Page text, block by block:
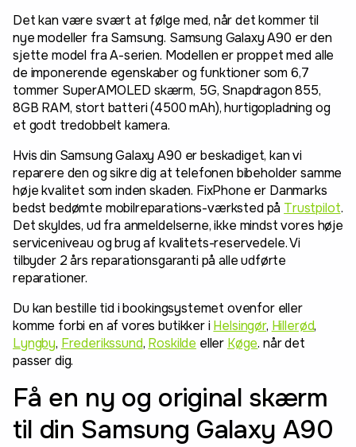
Det kan være svært at følge med, når det kommer til
nye modeller fra Samsung. Samsung Galaxy A90 er den
sjette model fra A-serien. Modellen er proppet med alle
de imponerende egenskaber og funktioner som 6,7
tommer SuperAMOLED skærm, 5G, Snapdragon 855,
8GB RAM, stort batteri (4500 mAh), hurtigopladning og
et godt tredobbelt kamera.
Hvis din Samsung Galaxy A90 er beskadiget, kan vi
reparere den og sikre dig at telefonen bibeholder samme
høje kvalitet som inden skaden. FixPhone er Danmarks
bedst bedømte mobilreparations-værksted på Trustpilot.
Det skyldes, ud fra anmeldelserne, ikke mindst vores høje
serviceniveau og brug af kvalitets-reservedele. Vi
tilbyder 2 års reparationsgaranti på alle udførte
reparationer.
Du kan bestille tid i bookingsystemet ovenfor eller
komme forbi en af vores butikker iHelsingør, Hillerød,
Lyngby, Frederikssund, Roskilde eller Køge. når det
passer dig.
Få en ny og original skærm
til din Samsung Galaxy A90